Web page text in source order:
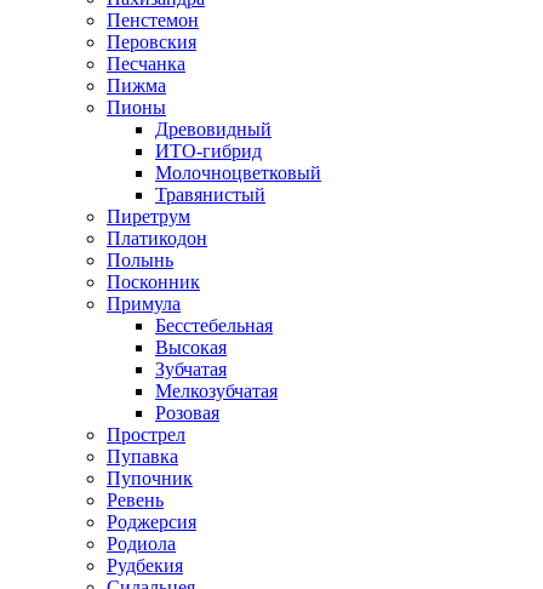
Пенстемон
Перовския
Песчанка
Пижма
Пионы
Древовидный
ИТО-гибрид
Молочноцветковый
Травянистый
Пиретрум
Платикодон
Полынь
Посконник
Примула
Бесстебельная
Высокая
Зубчатая
Мелкозубчатая
Розовая
Прострел
Пупавка
Пупочник
Ревень
Роджерсия
Родиола
Рудбекия